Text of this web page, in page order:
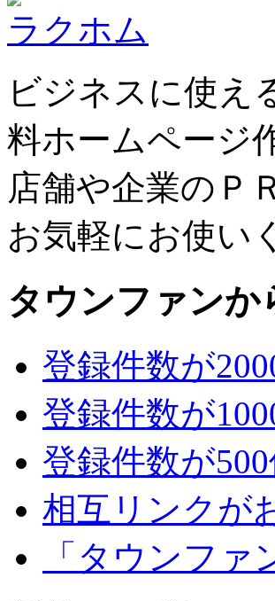
ラクホム
ビジネスに使え
料ホームページ
店舗や企業のＰ
お気軽にお使い
タウンファンか
登録件数が
登録件数が
登録件数が
相互リンクが
「タウンフ